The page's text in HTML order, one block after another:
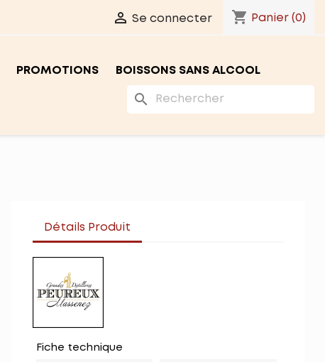
 Se connecter shopping_cart Panier (0)
PROMOTIONS BOISSONS SANS ALCOOL
search
Détails Produit
Fiche technique